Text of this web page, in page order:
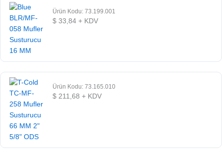
Ürün Kodu: 73.199.001
$ 33,84 + KDV
Ürün Kodu: 73.165.010
$ 211,68 + KDV